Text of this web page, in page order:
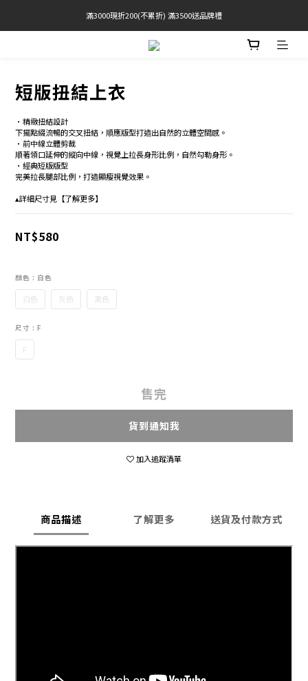
官網限定! 滿千免運(僅限台灣本島)
滿3000現折200(不累折) 滿3500送品牌禮
BRATOP專區買三送一 | 指定專區買一送一
短版扭結上衣
•精緻扭結設計
下擺點綴流暢的交叉扭結，順應版型打造出自然的立體空間感。
•前中線立體剪裁
順著領口延伸的縱向中線，視覺上拉長身形比例，自然勾勒身形。
•經典短版版型
完美拉長腿部比例，打造顯瘦視覺效果。
▴詳細尺寸見【了解更多】
NT$580
顏色 : 白色
白色 灰色 黑色
尺寸 : F
F
售完
貨到通知我
加入追蹤清單
商品描述 了解更多 送貨及付款方式